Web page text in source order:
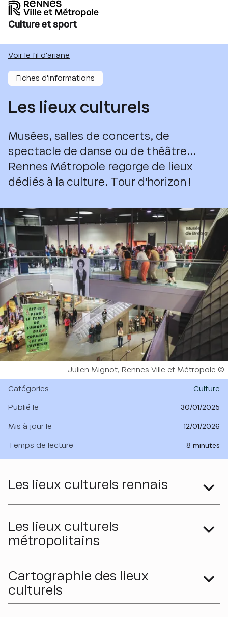
Culture et sport
Voir le fil d'ariane
Les lieux culturels
Musées, salles de concerts, de
spectacle de danse ou de théâtre...
Rennes Métropole regorge de lieux
dédiés à la culture. Tour d’horizon !
Fiches d'informations
Droits réservés :
Julien Mignot, Rennes Ville et Métropole
Catégories Culture
Publié le 30/01/2025
Mis à jour le 12/01/2026
Temps de lecture 8 minutes
Les lieux culturels rennais
Les lieux culturels
métropolitains
Cartographie des lieux
culturels